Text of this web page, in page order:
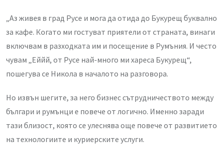
„Аз живея в град Русе и мога да отида до Букурещ буквално
за кафе. Когато ми гостуват приятели от страната, винаги
включвам в разходката им и посещение в Румъния. И често
чувам „Еййй, от Русе най-много ми хареса Букурещ“,
пошегува се Никола в началото на разговора.
Но извън шегите, за него бизнес сътрудничеството между
българи и румънци е повече от логично. Именно заради
тази близост, която се улеснява още повече от развитието
на технологиите и куриерските услуги.